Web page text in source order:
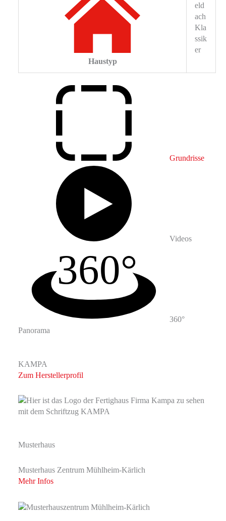
Haustyp
eld
ach
Kla
ssik
er
Grundrisse
Videos
360°
Panorama
KAMPA
Zum Herstellerprofil
Musterhaus
Musterhaus Zentrum Mühlheim-Kärlich
Mehr Infos